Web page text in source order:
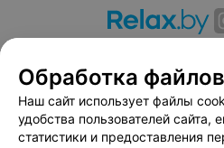
Вакансии
Публичный
Публичный договор по
Обработка
Наш сайт использует файлы
удобства пользователей сайта,
статистики и предоставления